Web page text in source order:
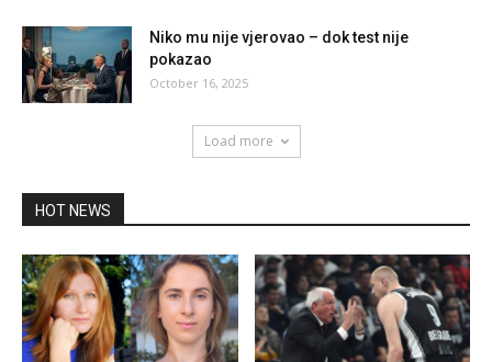
Niko mu nije vjerovao – dok test nije
pokazao
October 16, 2025
Load more
HOT NEWS